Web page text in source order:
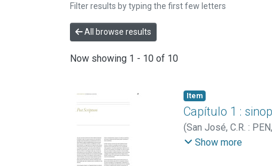
Filter results by typing the first few letters
All browse results
Now showing 1 - 10 of 10
Item
Capítulo 1 :
(San José, C.R. : PEN,
de la Nación
Show more